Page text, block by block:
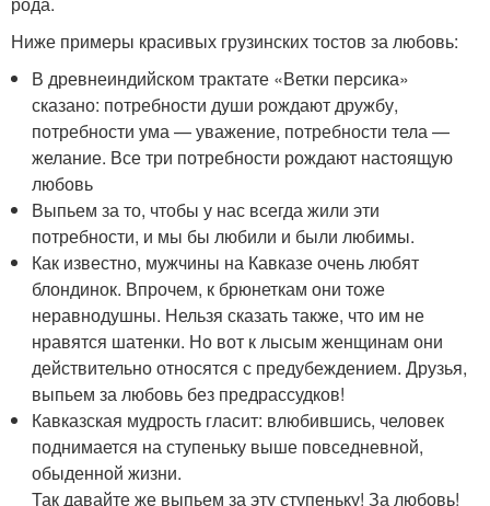
Ниже примеры красивых грузинских тостов за любовь:
В древнеиндийском трактате «Ветки персика»
сказано: потребности души рождают дружбу,
потребности ума — уважение, потребности тела —
желание. Все три потребности рождают настоящую
любовь
Выпьем за то, чтобы у нас всегда жили эти
потребности, и мы бы любили и были любимы.
Как известно, мужчины на Кавказе очень любят
блондинок. Впрочем, к брюнеткам они тоже
неравнодушны. Нельзя сказать также, что им не
нравятся шатенки. Но вот к лысым женщинам они
действительно относятся с предубеждением. Друзья,
выпьем за любовь без предрассудков!
Кавказская мудрость гласит: влюбившись, человек
поднимается на ступеньку выше повседневной,
обыденной жизни.
Так давайте же выпьем за эту ступеньку! За любовь!